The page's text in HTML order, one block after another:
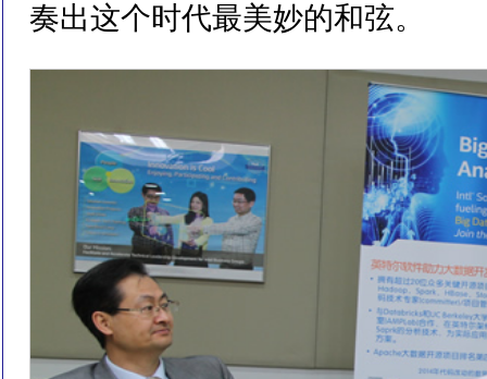
奏出这个时代最美妙的和弦。